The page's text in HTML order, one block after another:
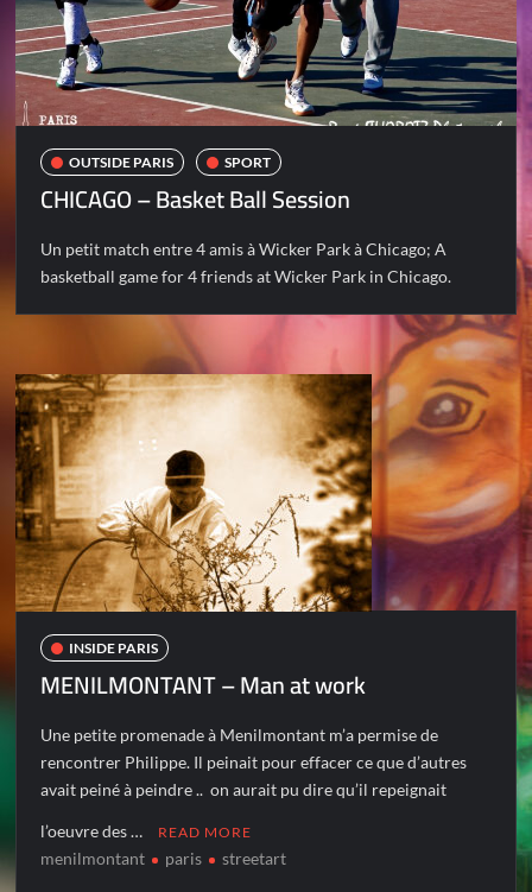
OUTSIDE PARIS SPORT
CHICAGO – Basket Ball Session
Un petit match entre 4 amis à Wicker Park à Chicago; A
basketball game for 4 friends at Wicker Park in Chicago.
INSIDE PARIS
MENILMONTANT – Man at work
Une petite promenade à Menilmontant m’a permise de
rencontrer Philippe. Il peinait pour effacer ce que d’autres
avait peiné à peindre .. on aurait pu dire qu’il repeignait
l’oeuvre des … READ MORE
menilmontant paris streetart